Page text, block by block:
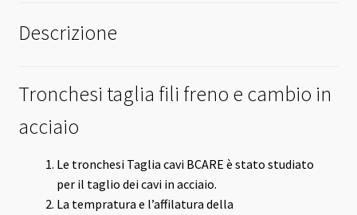
Descrizione
Tronchesi taglia fili freno e cambio in
acciaio
Le tronchesi Taglia cavi BCARE è stato studiato
per il taglio dei cavi in acciaio.
La tempratura e l’affilatura della